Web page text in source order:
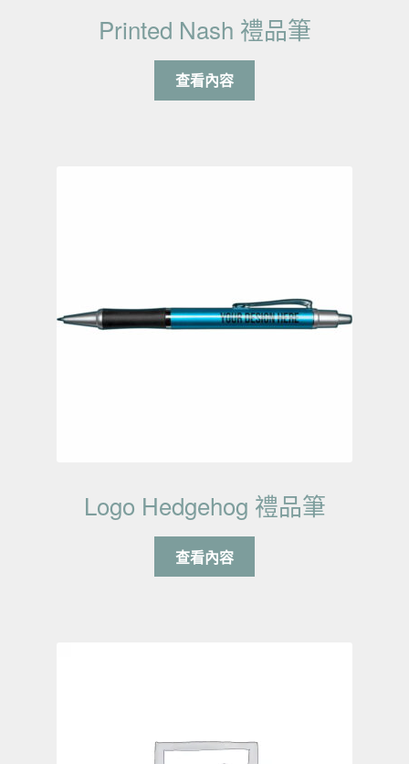
Printed Nash 禮品筆
查看內容
Logo Hedgehog 禮品筆
查看內容